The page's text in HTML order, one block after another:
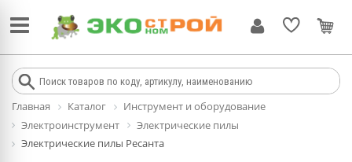
Главная Каталог
Инструмент и оборудование
Электроинструмент
Электрические пилы
Электрические пилы Ресанта